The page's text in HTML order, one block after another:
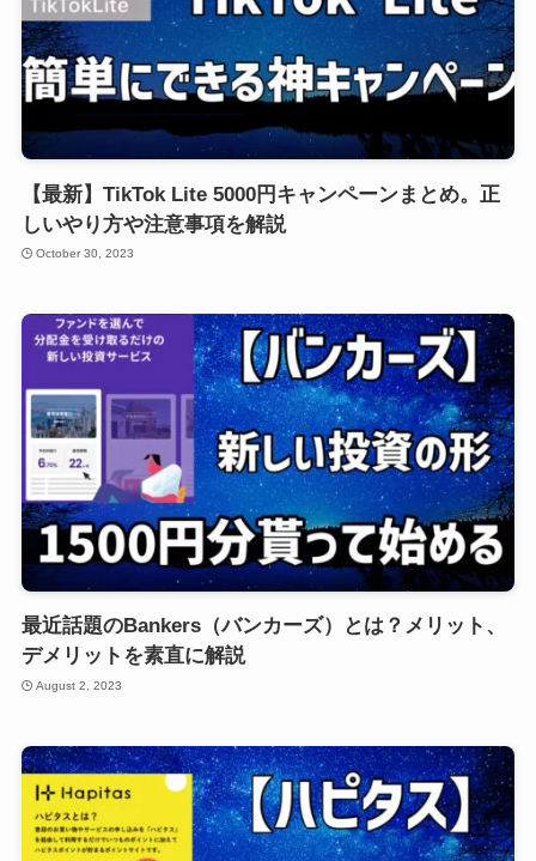
【最新】TikTok Lite 5000円キャンペーンまとめ。正
しいやり方や注意事項を解説
October 30, 2023
最近話題のBankers（バンカーズ）とは？メリット、
デメリットを素直に解説
August 2, 2023